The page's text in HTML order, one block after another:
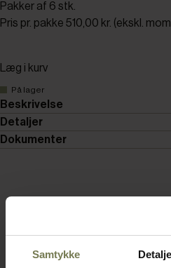
Samtykke
Pakker af 6 stk.
Pris pr. pakke 510,00 kr. (ekskl.
Læg i kurv
På lager
Beskrivelse
Detaljer
Dokumenter